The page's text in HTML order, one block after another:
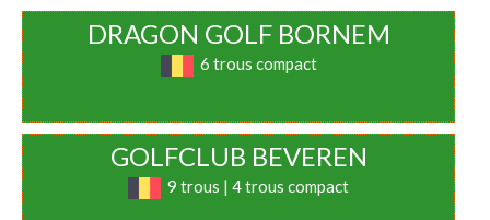
DRAGON GOLF BORNEM
6 trous compact
GOLFCLUB BEVEREN
9 trous | 4 trous compact